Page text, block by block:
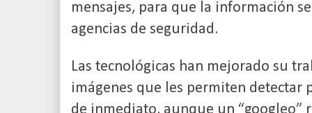
mensajes, para que la información
agencias de seguridad.
Las tecnológicas han mejorado su
imágenes que les permiten detectar
de inmediato, aunque un “googleo”